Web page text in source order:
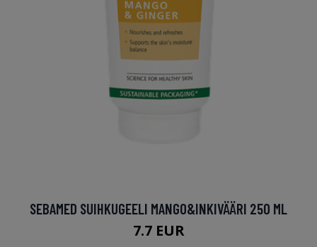
SEBAMED SUIHKUGEELI MANGO&INKIVÄÄRI 250 ML
7.7 EUR